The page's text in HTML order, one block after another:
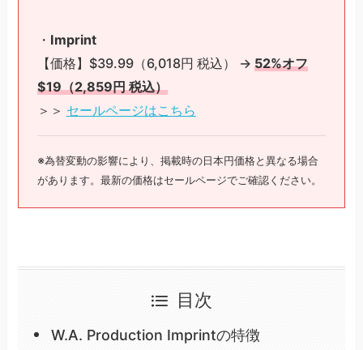
・ Imprint
【価格】$39.99（6,018円 税込） → 52%オフ
$19（2,859円 税込）
＞＞ セールページはこちら
※為替変動の影響により、掲載時の日本円価格と異なる場合
があります。最新の価格はセールページでご確認ください。
目次
W.A. Production Imprintの特徴